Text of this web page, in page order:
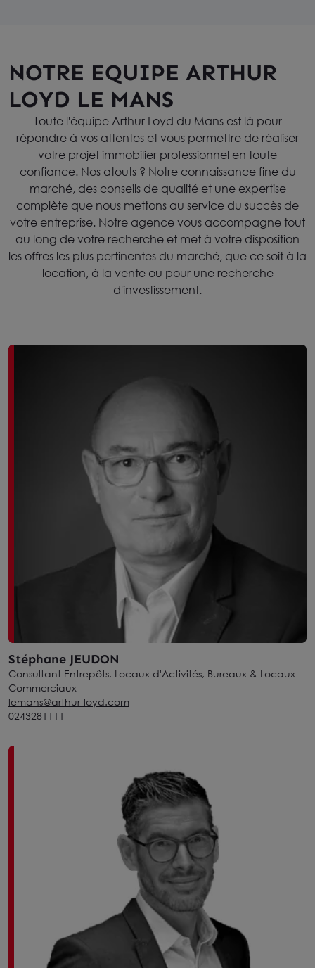
NOTRE EQUIPE ARTHUR
LOYD LE MANS
Toute l'équipe Arthur Loyd du Mans est là pour
répondre à vos attentes et vous permettre de réaliser
votre projet immobilier professionnel en toute
confiance. Nos atouts ? Notre connaissance fine du
marché, des conseils de qualité et une expertise
complète que nous mettons au service du succès de
votre entreprise. Notre agence vous accompagne tout
au long de votre recherche et met à votre disposition
les offres les plus pertinentes du marché, que ce soit à la
location, à la vente ou pour une recherche
d'investissement.
Stéphane JEUDON
Consultant Entrepôts, Locaux d'Activités, Bureaux & Locaux
Commerciaux
lemans@arthur-loyd.com
0243281111